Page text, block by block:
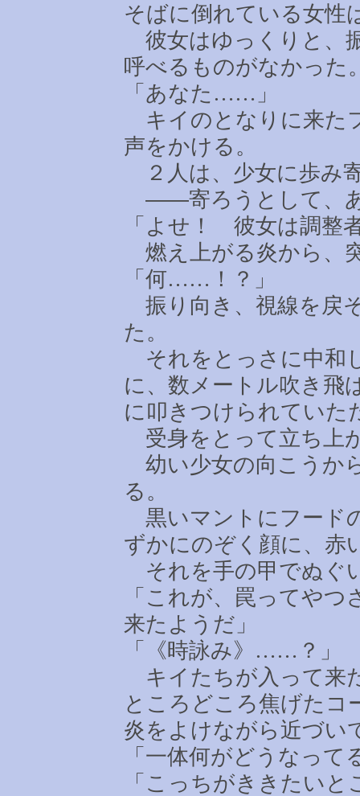
そばに倒れている女性
彼女はゆっくりと、
呼べるものがなかった
「あなた …… 」
キイのとなりに来た
声をかける。
２人は、少女に歩み
――寄ろうとして、
「よせ！ 彼女は調整
燃え上がる炎から、
「何…… ！？」
振り向き、視線を戻
た。
それをとっさに中和
に、数メートル吹き飛
に叩きつけられていた
受身をとって立ち上
幼い少女の向こうか
る。
黒いマントにフード
ずかにのぞく顔に、赤
それを手の甲でぬぐ
「これが、罠ってやつ
来たようだ」
「《時詠み》 …… ？」
キイたちが入って来
ところどころ焦げたコ
炎をよけながら近づい
「一体何がどうなっ
「こっちがききたいと